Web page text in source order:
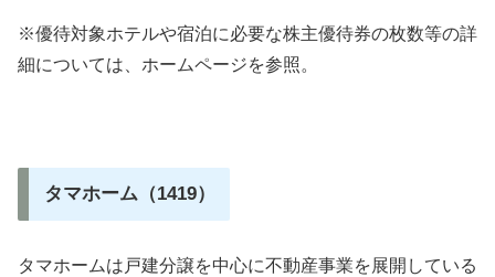
※優待対象ホテルや宿泊に必要な株主優待券の枚数等の詳
細については、ホームページを参照。
タマホーム（1419）
タマホームは戸建分譲を中心に不動産事業を展開している